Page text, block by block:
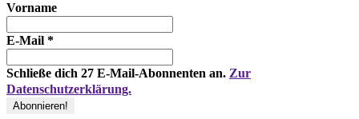
Vorname
E-Mail *
Schließe dich 27 E-Mail-Abonnenten an. Zur
Datenschutzerklärung.